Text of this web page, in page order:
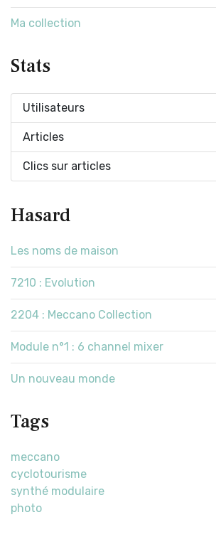
Ma collection
Stats
Utilisateurs
Articles
Clics sur articles
Hasard
Les noms de maison
7210 : Evolution
2204 : Meccano Collection
Module n°1 : 6 channel mixer
Un nouveau monde
Tags
meccano
cyclotourisme
synthé modulaire
photo